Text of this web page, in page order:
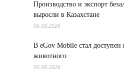
Производство и экспорт
выросли в Казахстане
05.08.2026
В eGov Mobile стал
животного
05.08.2026